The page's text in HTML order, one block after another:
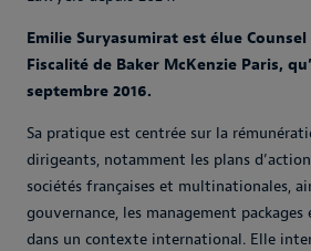
Emilie Suryasumirat est élue Counsel
Fiscalité de Baker McKenzie Paris,
septembre 2016.
Sa pratique est centrée sur la
dirigeants, notamment les plans
sociétés françaises et multinationales,
gouvernance, les management
dans un contexte international. Elle